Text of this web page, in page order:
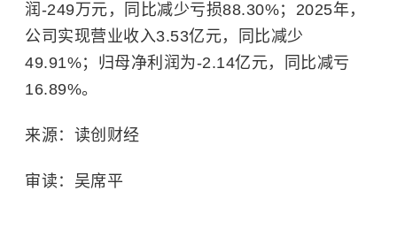
润-249万元，同比减少亏损88.30%；2025年，
公司实现营业收入3.53亿元，同比减少
49.91%；归母净利润为-2.14亿元，同比减亏
16.89%。
来源：读创财经
审读：吴席平